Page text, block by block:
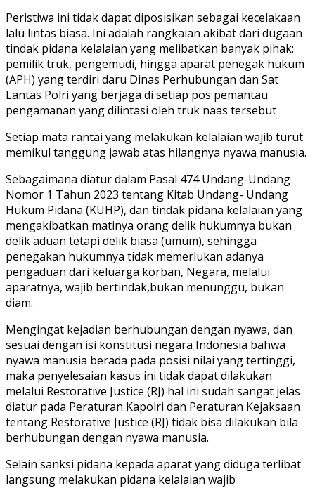
Peristiwa ini tidak dapat diposisikan sebagai kecelakaan
lalu lintas biasa. Ini adalah rangkaian akibat dari dugaan
tindak pidana kelalaian yang melibatkan banyak pihak:
pemilik truk, pengemudi, hingga aparat penegak hukum
(APH) yang terdiri daru Dinas Perhubungan dan Sat
Lantas Polri yang berjaga di setiap pos pemantau
pengamanan yang dilintasi oleh truk naas tersebut
Setiap mata rantai yang melakukan kelalaian wajib turut
memikul tanggung jawab atas hilangnya nyawa manusia.
Sebagaimana diatur dalam Pasal 474 Undang-Undang
Nomor 1 Tahun 2023 tentang Kitab Undang- Undang
Hukum Pidana (KUHP), dan tindak pidana kelalaian yang
mengakibatkan matinya orang delik hukumnya bukan
delik aduan tetapi delik biasa (umum), sehingga
penegakan hukumnya tidak memerlukan adanya
pengaduan dari keluarga korban, Negara, melalui
aparatnya, wajib bertindak,bukan menunggu, bukan
diam.
Mengingat kejadian berhubungan dengan nyawa, dan
sesuai dengan isi konstitusi negara Indonesia bahwa
nyawa manusia berada pada posisi nilai yang tertinggi,
maka penyelesaian kasus ini tidak dapat dilakukan
melalui Restorative Justice (RJ) hal ini sudah sangat jelas
diatur pada Peraturan Kapolri dan Peraturan Kejaksaan
tentang Restorative Justice (RJ) tidak bisa dilakukan bila
berhubungan dengan nyawa manusia.
Selain sanksi pidana kepada aparat yang diduga terlibat
langsung melakukan pidana kelalaian wajib